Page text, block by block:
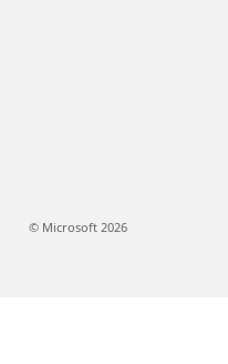
© Microsoft 2026